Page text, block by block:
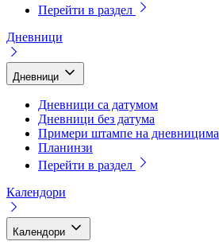
Перейти в раздел
Дневници
Дневници
Дневници са датумом
Дневници без датума
Примери штампе на дневницима
Планинзи
Перейти в раздел
Календори
Календори